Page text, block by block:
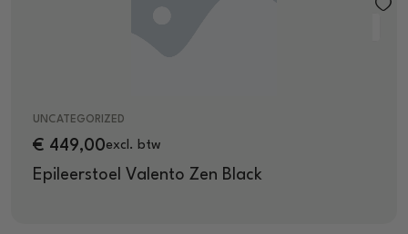
UNCATEGORIZED
Epileerstoel Valento Zen Black
€ 449,00excl. btw